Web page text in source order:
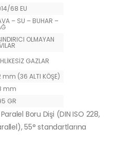
68 EU
– SU – BUHAR –
OLMAYAN
GAZLAR
mm (36 ALTI KÖŞE)
mm
GR
Boru Dişi (DIN ISO 228,
55° standartlarına